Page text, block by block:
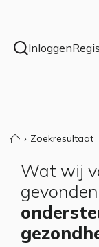
Inloggen
Zoekresultaat
Wat wij